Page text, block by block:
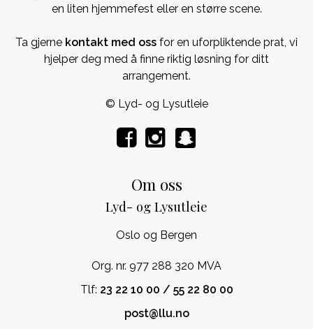
en liten hjemmefest eller en større scene.
Ta gjerne kontakt med oss for en uforpliktende prat, vi
hjelper deg med å finne riktig løsning for ditt
arrangement.
© Lyd- og Lysutleie
Om oss
Lyd- og Lysutleie
Oslo og Bergen
Org. nr. 977 288 320 MVA
Tlf: 23 22 10 00 / 55 22 80 00
post@llu.no